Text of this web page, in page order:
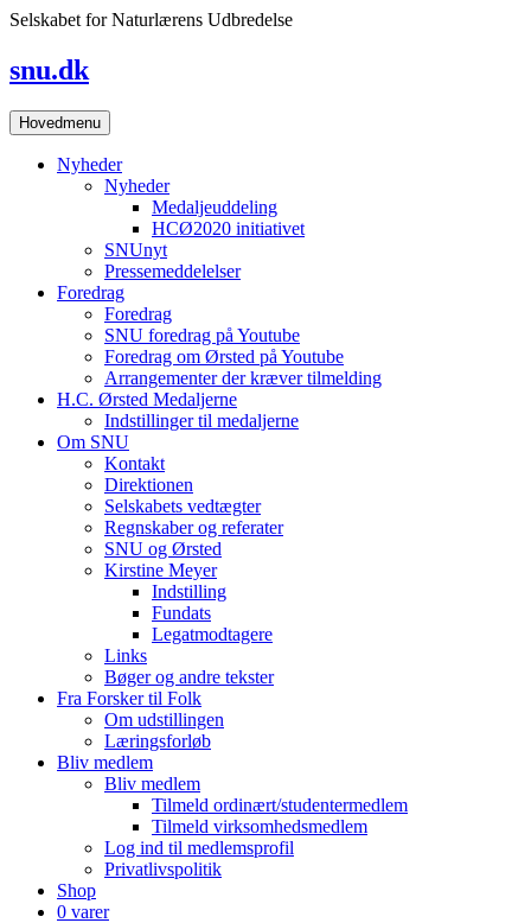
Skip
Selskabet for Naturlærens Udbredelse
snu.dk
Hovedmenu
Nyheder
Nyheder
Medaljeuddeling
HCØ2020 initiativet
SNUnyt
Pressemeddelelser
Foredrag
Foredrag
SNU foredrag på Youtube
Foredrag om Ørsted på Youtube
Arrangementer der kræver tilmelding
H.C. Ørsted Medaljerne
Indstillinger til medaljerne
Om SNU
Kontakt
Direktionen
Selskabets vedtægter
Regnskaber og referater
SNU og Ørsted
Kirstine Meyer
Indstilling
Fundats
Legatmodtagere
Links
Bøger og andre tekster
Fra Forsker til Folk
Om udstillingen
Læringsforløb
Bliv medlem
Bliv medlem
Tilmeld ordinært/studentermedlem
Tilmeld virksomhedsmedlem
Log ind til medlemsprofil
Privatlivspolitik
Shop
0 varer